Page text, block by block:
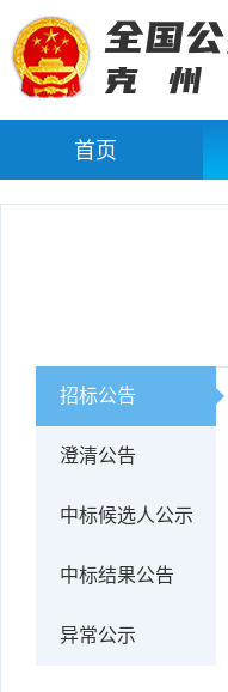
首页
招标公告
澄清公告
中标候选人公示
中标结果公告
异常公示